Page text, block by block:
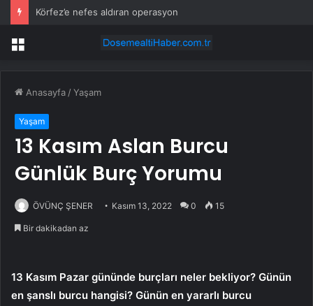
Körfez’e nefes aldıran operasyon
Menü
Anasayfa /Yaşam
Yaşam
13 Kasım Aslan Burcu
Günlük Burç Yorumu
ÖVÜNÇ ŞENER Kasım 13, 2022 0 15
Bir dakikadan az
13 Kasım Pazar gününde burçları neler bekliyor? Günün
en şanslı burcu hangisi? Günün en yararlı burcu